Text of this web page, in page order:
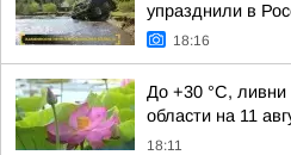
упразднили в
18:16
До +30 °C, ливни
области на 11
18:11